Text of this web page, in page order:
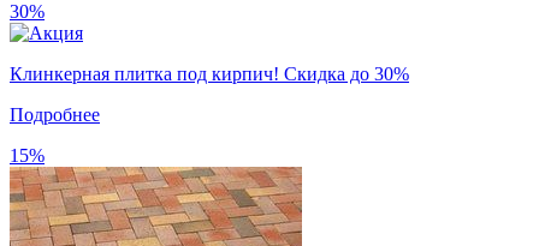
30%
Клинкерная плитка под кирпич! Скидка до 30%
Подробнее
15%